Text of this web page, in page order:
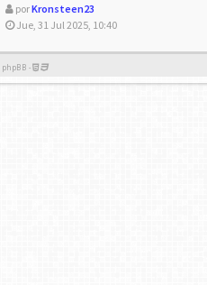
porKronsteen23
Jue, 31 Jul 2025, 10:40
phpBB -